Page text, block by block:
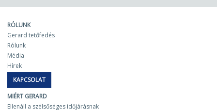
RÓLUNK
Gerard tetőfedés
Rólunk
Média
Hírek
KAPCSOLAT
MIÉRT GERARD
Ellenáll a szélsőséges időjárásnak